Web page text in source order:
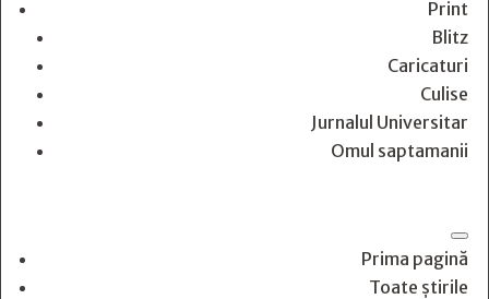
Print
Blitz
Caricaturi
Culise
Jurnalul Universitar
Omul saptamanii
Prima pagină
Toate știrile